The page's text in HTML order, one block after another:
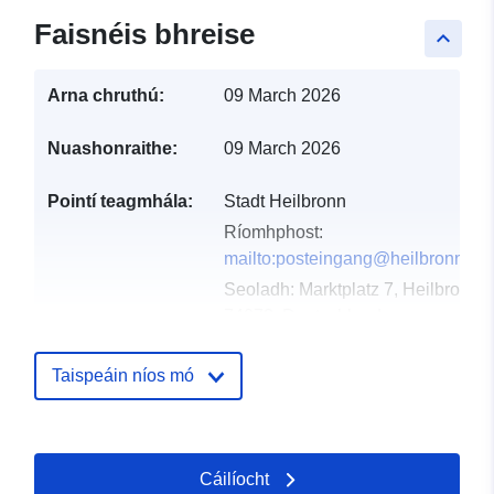
keyboard_arrow_up
Faisnéis bhreise
Arna chruthú: 09 March 2026
Nuashonraithe: 09 March 2026
Pointí teagmhála:
Stadt Heilbronn
Ríomhphost:
mailto:posteingang@heilbronn.de
Seoladh: Marktplatz 7, Heilbronn,
Taifead Catalóige: Curtha le data.europa.eu:
Nuashonraithe ar data.europa.eu:
26 April 2026
Taispeáin níos mó
Cáilíocht